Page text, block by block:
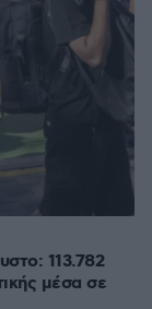
113.782
μέσα σε